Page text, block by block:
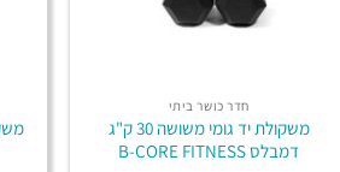
חדר כושר ביתי
משקולת יד גומי משושה 30 ק"ג
דמבלס B-CORE FITNESS